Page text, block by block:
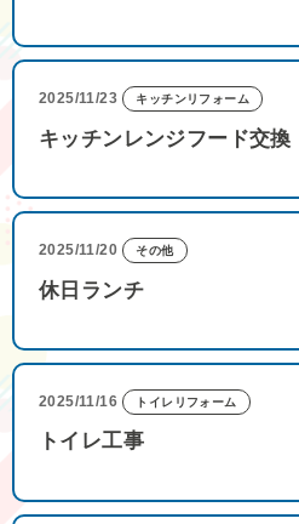
2025/11/23 キッチンリフォーム
キッチンレンジフード交換
2025/11/20 その他
休日ランチ
2025/11/16 トイレリフォーム
トイレ工事